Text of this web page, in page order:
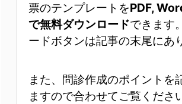
票のテンプレートをPDF,
で無料ダウンロードできます
ードボタンは記事の末尾にあ
また、問診作成のポイントを
ますので合わせてご覧くださ